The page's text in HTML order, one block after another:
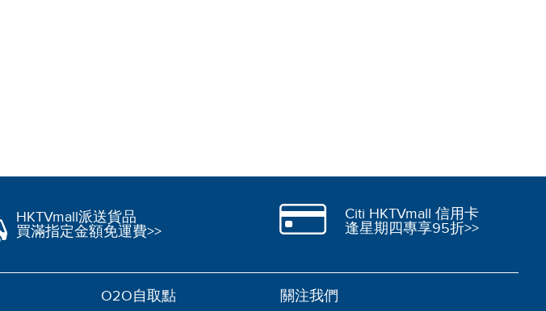
HKTVmall派送貨品
買滿指定金額免運費>>
Citi HKTVmall 信用卡
逢星期四專享95折>>
O2O自取點 關注我們